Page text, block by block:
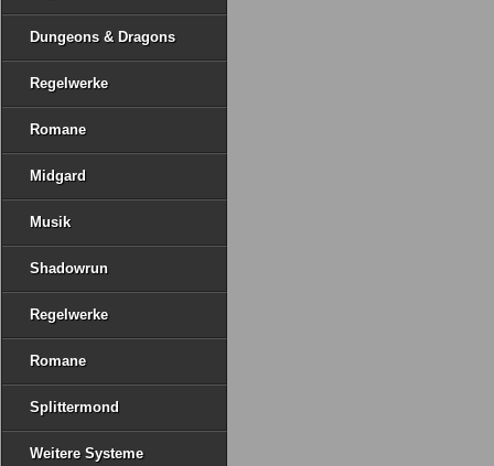
Dungeons & Dragons
Regelwerke
Romane
Midgard
Musik
Shadowrun
Regelwerke
Romane
Splittermond
Weitere Systeme